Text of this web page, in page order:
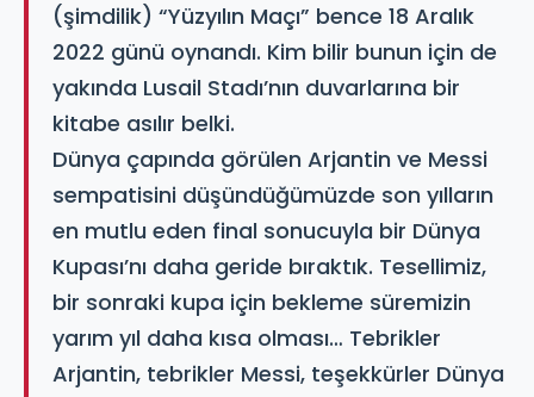
(şimdilik) “Yüzyılın Maçı” bence 18 Aralık
2022 günü oynandı. Kim bilir bunun için de
yakında Lusail Stadı’nın duvarlarına bir
kitabe asılır belki.
Dünya çapında görülen Arjantin ve Messi
sempatisini düşündüğümüzde son yılların
en mutlu eden final sonucuyla bir Dünya
Kupası’nı daha geride bıraktık. Tesellimiz,
bir sonraki kupa için bekleme süremizin
yarım yıl daha kısa olması… Tebrikler
Arjantin, tebrikler Messi, teşekkürler Dünya